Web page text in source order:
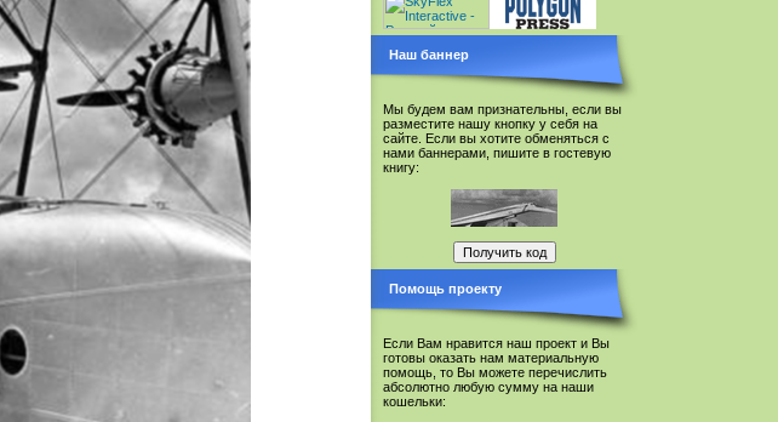
Наш баннер
Мы будем вам признательны, если вы
разместите нашу кнопку у себя на
сайте. Если вы хотите обменяться с
нами баннерами, пишите в гостевую
книгу:
Помощь проекту
Если Вам нравится наш проект и Вы
готовы оказать нам материальную
помощь, то Вы можете перечислить
абсолютно любую сумму на наши
кошельки: